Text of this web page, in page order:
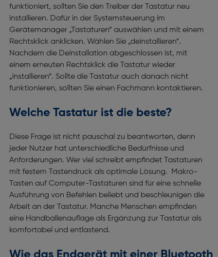
funktioniert, sollten Sie den Treiber der Tastatur neu
installieren. Dafür in der Systemsteuerung im
Gerätemanager „Tastaturen“ auswählen und mit einem
Rechtsklick anklicken. Wählen Sie „deinstallieren“.
Nachdem die Deinstallation abgeschlossen ist, mit
einem erneuten Rechtsklick die Tastatur wieder
„installieren“. Sollte die Tastatur auch danach nicht
funktionieren, sollten Sie einen Fachmann kontaktieren.
Welche Tastatur ist die beste?
Diese Frage ist nicht pauschal zu beantworten, denn
jeder Nutzer hat unterschiedliche Bedürfnisse und
Anforderungen. Wer viel schreibt empfindet Tastaturen
mit festem Tastendruck als optimale Lösung. Makro-
Tasten auf Computer-Tastaturen sind für eine schnelle
Ausführung von Befehlen beliebt und beschleunigen die
Arbeit an der Tastatur. Manche Menschen empfinden
eine Handballenauflage als Ergänzung zur Tastatur als
komfortabel und entlastend.
Wie das Endgerät mit einer Bluetooth